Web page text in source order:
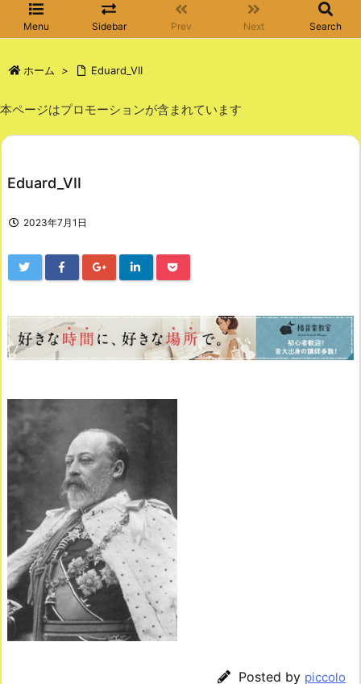
Menu Sidebar Prev Next Search
ホーム > Eduard_VII
本ページはプロモーションが含まれています
Eduard_VII
2023年7月1日
Posted by piccolo